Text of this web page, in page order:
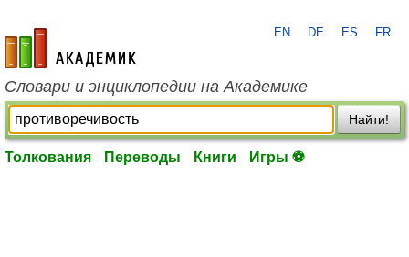
academic.ru
EN DE ES FR
Словари и энциклопедии на Академике
Найти!
Толкования Переводы Книги Игры ⚽